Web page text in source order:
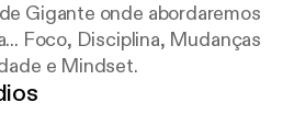
Gigante onde abordaremos
Foco, Disciplina, Mudanças
e Mindset.